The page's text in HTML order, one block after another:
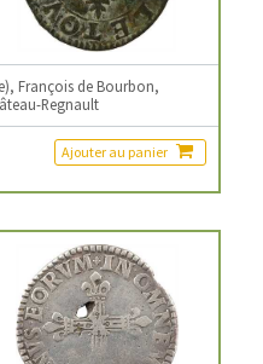
François de Bourbon,
Regnault
Ajouter au panier